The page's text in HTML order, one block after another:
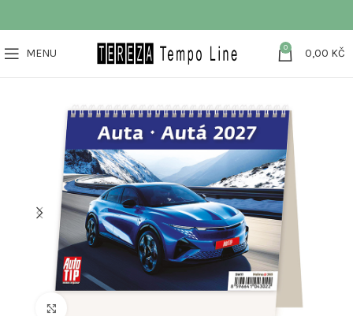
MENU 0 0,00 KČ